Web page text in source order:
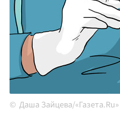
Даша Зайцева/«Газета.Ru»